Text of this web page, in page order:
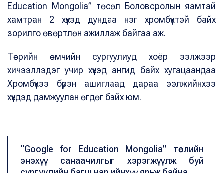
Education Mongolia” төсөл Боловсролын яамтай
хамтран 2 хүүхэд дундаа нэг хромбүүктэй байх
зорилго өвөртлөн ажиллаж байгаа аж.
Төрийн өмчийн сургуулиуд хоёр ээлжээр
хичээллэдэг учир хүүхэд ангид байх хугацаандаа
Хромбүүкээ бүрэн ашиглаад дараа ээлжийнхээ
хүүхдэд дамжуулан өгдөг байх юм.
“Google for Education Mongolia” төслийн
энэхүү санаачилгыг хэрэгжүүлж буй